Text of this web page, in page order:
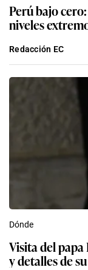
Perú bajo
niveles
Redacción EC
Dónde
Visita del papa
y detalles de